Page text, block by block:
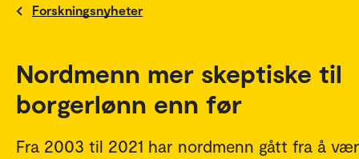
Forskningsnyheter
Nordmenn mer skeptiske til
borgerlønn enn før
Fra 2003 til 2021 har nordmenn gått fra å